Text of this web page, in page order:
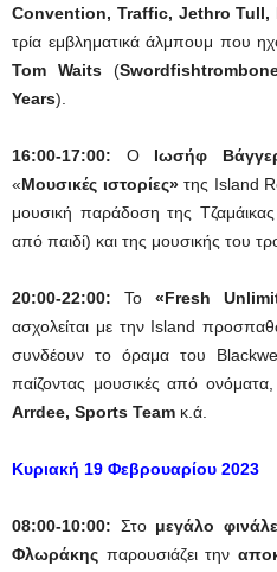
Convention, Traffic, Jethro Tull,
τρία εμβληματικά άλμπουμ που
Tom Waits(
Years).
16:00-17:00: Ο Ιωσήφ
«Μουσικές ιστορίες»της Island
μουσική παράδοση της
από παιδί) και της μουσικής του
20:00-22:00: Το «Fresh
ασχολείται με την Island
συνδέουν το όραμα του
παίζοντας μουσικές από
Arrdee, Sports Team κ.ά.
Κυριακή 19 Φεβρουαρίου 2023
08:00-10:00: Στο μεγάλο
Φλωράκης παρουσιάζει την